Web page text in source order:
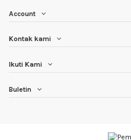
Account
Kontak kami
Ikuti Kami
Buletin